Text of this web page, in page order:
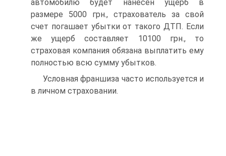
автомобилю будет нанесен ущерб в
размере 5000 грн., страхователь за свой
счет погашает убытки от такого ДТП. Если
же ущерб составляет 10100 грн., то
страховая компания обязана выплатить ему
полностью всю сумму убытков.
Условная франшиза часто используется и
в личном страховании.